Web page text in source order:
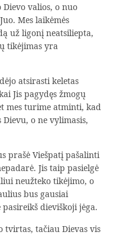
valios, o nuo
Mes laikėmės
už ligonį neatsiliepta,
tikėjimas yra
atsirasti keletas
Jis pagydęs žmogų
mes turime atminti, kad
o ne vylimasis,
prašė Viešpatį pašalinti
Jis taip pasielgė
neužteko tikėjimo, o
bus gausiai
dieviškoji jėga.
tvirtas, tačiau Dievas vis